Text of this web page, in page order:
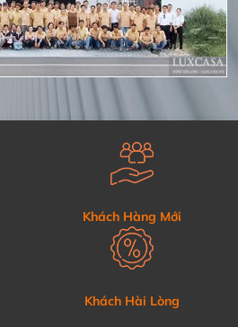
Khách Hàng Mới
Khách Hài Lòng